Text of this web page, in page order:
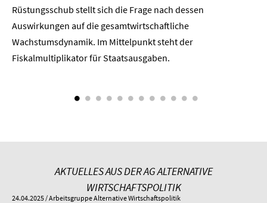
Über uns
Kontakt
Veröffentlichungen unserer Mitglieder
Rüstungsschub stellt sich die Frage nach dessen
Auswirkungen auf die gesamtwirtschaftli­che
Wachstumsdynamik. Im Mittelpunkt steht der
Fiskalmultiplikator für Staatsausgaben.
AKTUELLES AUS DER AG ALTERNATIVE
WIRTSCHAFTSPOLITIK
24.04.2025 / Arbeitsgruppe Alternative Wirtschaftspolitik